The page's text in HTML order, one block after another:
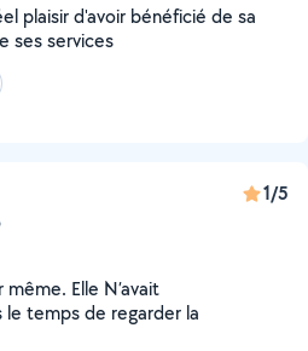
plaisir d'avoir bénéficié de sa
ses services
1/5
Elle N’avait
le temps de regarder la